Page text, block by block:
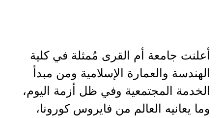
أعلنت جامعة أم القرى مُمثلة في كلية
الهندسة والعمارة الإسلامية ومن مبدأ
الخدمة المجتمعية وفي ظل أزمة اليوم،
وما يعانيه العالم من فايروس كورونا،